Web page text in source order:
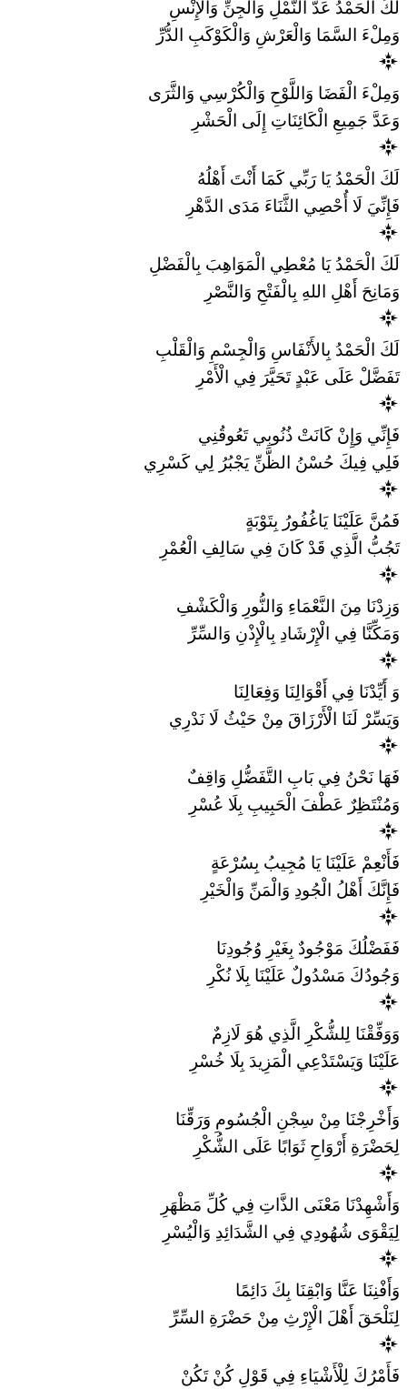
لَكَ الْحَمْدُ عَدَّ النَّمْلِ وَالْجِنِّ وَالْإِنْسِ
وَمِلْءَ السَّمَا وَالْعَرْشِ وَالْكَوْكَبِ الدُّرِّ
وَمِلْءَ الْفَضَا وَاللَّوْحِ وَالْكُرْسِي وَالثَّرَى
وَعَدَّ جَمِيعِ الْكَائِنَاتِ إِلَى الْحَشْرِ
لَكَ الْحَمْدُ يَا رَبِّي كَمَا أَنْتَ أَهْلُهُ
فَإِنِّيَ لَا أُحْصِي الثَّنَاءَ مَدَى الدَّهْرِ
لَكَ الْحَمْدُ يَا مُعْطِي الْمَوَاهِبَ بِالْفَضْلِ
وَمَانِحَ أَهْلِ اللهِ بِالْفَتْحِ وَالنَّصْرِ
لَكَ الْحَمْدُ بِالأَنْفَاسِ وَالْجِسْمِ وَالْقَلْبِ
تَفَضَّلْ عَلَى عَبْدٍ تَحَيَّرَ فِي الْأَمْرِ
فَإِنِّي وَإِنْ كَانَتْ ذُنُوبِي تَعُوقُنِي
فَلِي فِيكَ حُسْنُ الظَّنِّ يَجْبُرُ لِي كَسْرِي
فَمُنَّ عَلَيْنَا يَاغُفُورُ بِتَوْبَةٍ
تَجُبُّ الَّذِي قَدْ كَانَ فِي سَالِفِ الْعُمْرِ
وَزِدْنَا مِنَ النَّعْمَاءِ وَالنُّورِ وَالْكَشْفِ
وَمَكِّنَّا فِي الْإِرْشَادِ بِالْإِذْنِ وَالسِّرِّ
وَ أَيِّدْنَا فِي أَقْوَالِنَا وَفِعَالِنَا
وَيَسِّرْ لَنَا الْأَرْزَاقَ مِنْ حَيْثُ لَا نَدْرِي
فَهَا نَحْنُ فِي بَابِ التَّفَضُّلِ وَاقِفٌ
وَمُنْتَظِرٌ عَطْفَ الْحَبِيبِ بِلَا عُسْرِ
فَأَنْعِمْ عَلَيْنَا يَا مُجِيبُ بِسُرْعَةٍ
فَإِنَّكَ أَهْلُ الْجُودِ وَالْمَنِّ وَالْخَيْرِ
فَفَضْلُكَ مَوْجُودٌ بِغَيْرِ وُجُودِنَا
وَجُودُكَ مَسْدُولٌ عَلَيْنَا بِلَا نُكْرِ
وَوَفِّقْنَا لِلشُّكْرِ الَّذِي هُوَ لَازِمٌ
عَلَيْنَا وَيَسْتَدْعِي الْمَزِيدَ بِلَا خُسْرِ
وَأَخْرِجْنَا مِنْ سِجْنِ الْجُسُومِ وَرَقِّنَا
لِحَضْرَةِ أَرْوَاحِ ثَوَابًا عَلَى الشُّكْرِ
وَأَشْهِدْنَا مَعْنَى الذَّاتِ فِي كُلِّ مَظْهَرِ
لِيَقْوَى شُهُودِي فِي الشَّدَائِدِ وَالْيُسْرِ
وَأَفْنِنَا عَنَّا وَابْقِنَا بِكَ دَائِمًا
لِنَلْحَقَ أَهْلَ الْإِرْثِ مِنْ حَضْرَةِ السِّرِّ
فَأَمْرُكَ لِلْأَشْيَاءِ فِي قَوْلِ كُنْ تَكُنْ